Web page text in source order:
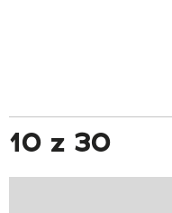
10 z 30